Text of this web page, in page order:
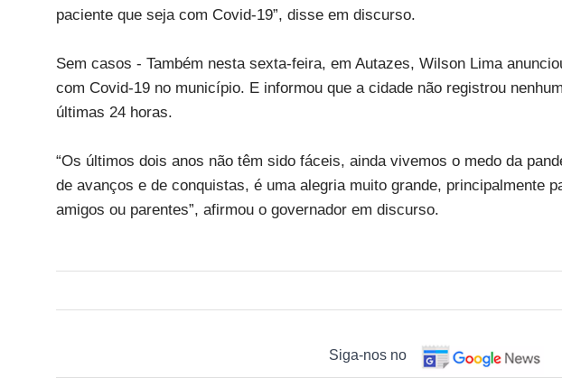
paciente que seja com Covid-19”, disse em discurso.
Sem casos - Também nesta sexta-feira, em Autazes, Wilson Lima
com Covid-19 no município. E informou que a cidade não registrou
últimas 24 horas.
“Os últimos dois anos não têm sido fáceis, ainda vivemos o medo da
de avanços e de conquistas, é uma alegria muito grande, principalmente
amigos ou parentes”, afirmou o governador em discurso.
Siga-nos no